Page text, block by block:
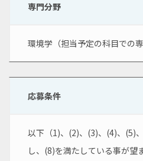
専門分野
環境学（担当予定の科目での専
応募条件
以下（1)、(2)、(3)、(4)、(5)
し、(8)を満たしている事が望